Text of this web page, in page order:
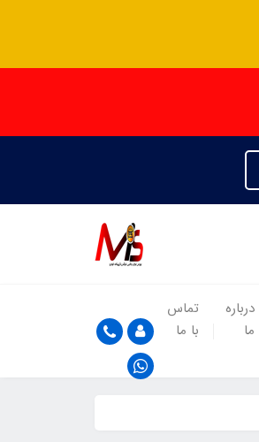
درباره
ما
تماس
با ما